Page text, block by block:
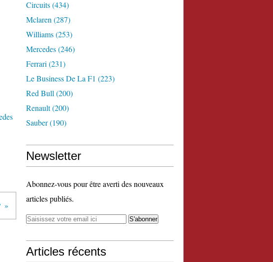
Circuits(434)
Mclaren (287)
Williams(253)
Mercedes(246)
Ferrari (231)
Le Business De La F1 (223)
Red Bull (200)
Renault(200)
Sauber(190)
Newsletter
Abonnez-vous pour être averti des nouveaux
articles publiés.
Articles récents